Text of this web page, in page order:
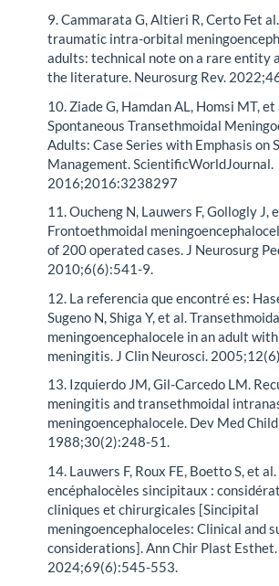
9. Cammarata G, Altieri R, Certo Fet
traumatic intra-orbital
adults: technical note on a rare entity
the literature. Neurosurg Rev.
10. Ziade G, Hamdan AL, Homsi MT, et
Spontaneous Transethmoidal
Adults: Case Series with Emphasis on
Management. ScientificWorldJournal.
2016;2016:3238297
11. Oucheng N, Lauwers F, Gollogly J,
Frontoethmoidal
of 200 operated cases. J Neurosurg
2010;6(6):541-9.
12. La referencia que encontré es:
Sugeno N, Shiga Y, et al.
meningoencephalocele in an adult
meningitis. J Clin Neurosci.
13. Izquierdo JM, Gil-Carcedo LM.
meningitis and transethmoidal
meningoencephalocele. Dev Med
1988;30(2):248-51.
14. Lauwers F, Roux FE, Boetto S, et
encéphalocèles sincipitaux :
cliniques et chirurgicales [Sincipital
meningoencephaloceles: Clinical and
considerations]. Ann Chir Plast Esthet.
2024;69(6):545-553.